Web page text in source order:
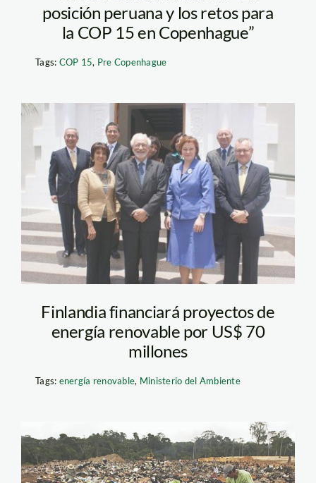
posición peruana y los retos para
la COP 15 en Copenhague”
Tags: COP 15, Pre Copenhague
finlandia_brack
Finlandia financiará proyectos de
energía renovable por US$ 70
millones
Tags: energía renovable, Ministerio del Ambiente
botadero_iquitos_tm